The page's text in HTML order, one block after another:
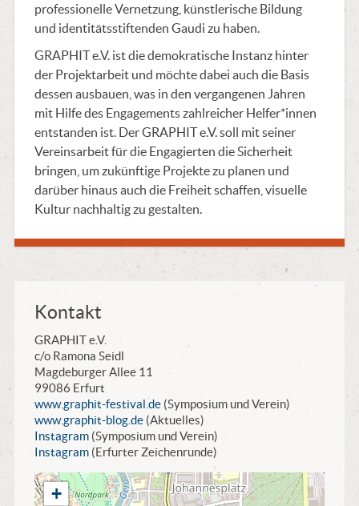
professionelle Vernetzung, künstlerische Bildung
und identitätsstiftenden Gaudi zu haben.
GRAPHIT e.V. ist die demokratische Instanz hinter
der Projektarbeit und möchte dabei auch die Basis
dessen ausbauen, was in den vergangenen Jahren
mit Hilfe des Engagements zahlreicher Helfer*innen
entstanden ist. Der GRAPHIT e.V. soll mit seiner
Vereinsarbeit für die Engagierten die Sicherheit
bringen, um zukünftige Projekte zu planen und
darüber hinaus auch die Freiheit schaffen, visuelle
Kultur nachhaltig zu gestalten.
Kontakt
GRAPHIT e.V.
c/o Ramona Seidl
Magdeburger Allee 11
99086 Erfurt
www.graphit-festival.de(Symposium und Verein)
www.graphit-blog.de(Aktuelles)
Instagram(Symposium und Verein)
Instagram(Erfurter Zeichenrunde)
+